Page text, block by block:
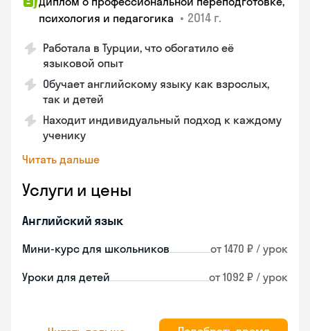
психология и педагогика • 2014 г.
Работала в Турции, что обогатило её
языковой опыт
Обучает английскому языку как взрослых,
так и детей
Находит индивидуальный подход к каждому
ученику
Читать дальше
Услуги и цены
Английский язык
Мини-курс для школьников от 1470 ₽ / урок
Уроки для детей от 1092 ₽ / урок